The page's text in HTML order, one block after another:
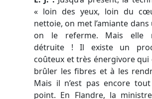
« loin des yeux, loin du
nettoie, on met l’amiante
on le referme. Mais elle
détruite ! Il existe un
coûteux et très énergivore qui
brûler les fibres et à les
Mais il n’est pas encore
point. En Flandre, la